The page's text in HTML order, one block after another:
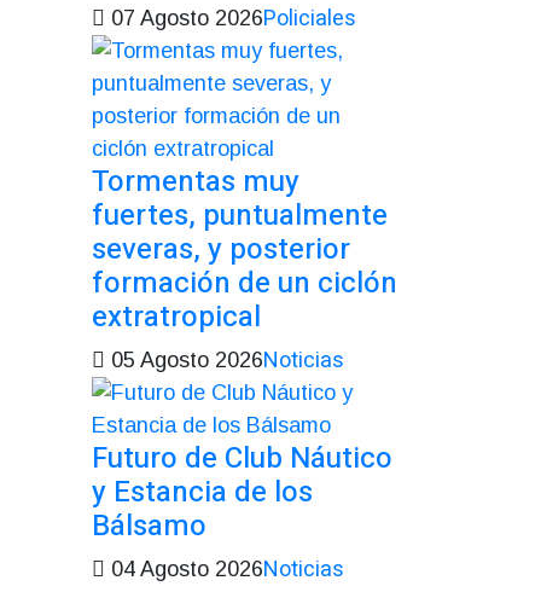
07 Agosto 2026Policiales
Tormentas muy
fuertes, puntualmente
severas, y posterior
formación de un ciclón
extratropical
05 Agosto 2026Noticias
Futuro de Club Náutico
y Estancia de los
Bálsamo
04 Agosto 2026Noticias